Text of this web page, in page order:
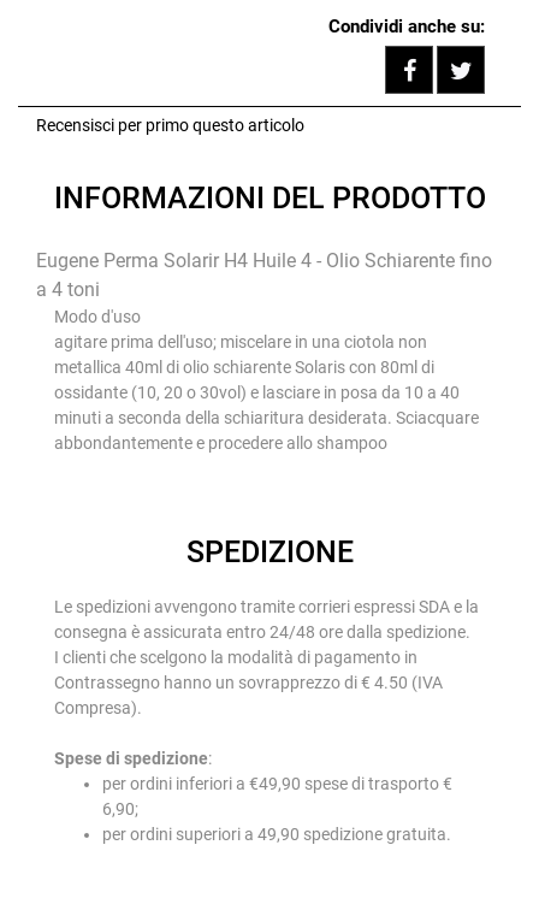
Condividi anche su:
Recensisci per primo questo articolo
INFORMAZIONI DEL PRODOTTO
Eugene Perma Solarir H4 Huile 4 - Olio Schiarente fino
a 4 toni
Modo d'uso
agitare prima dell'uso; miscelare in una ciotola non
metallica 40ml di olio schiarente Solaris con 80ml di
ossidante (10, 20 o 30vol) e lasciare in posa da 10 a 40
minuti a seconda della schiaritura desiderata. Sciacquare
abbondantemente e procedere allo shampoo
SPEDIZIONE
Le spedizioni avvengono tramite corrieri espressi SDA e la
consegna è assicurata entro 24/48 ore dalla spedizione.
I clienti che scelgono la modalità di pagamento in
Contrassegno hanno un sovrapprezzo di € 4.50 (IVA
Compresa).
Spese di spedizione:
per ordini inferiori a €49,90 spese di trasporto €
6,90;
per ordini superiori a 49,90 spedizione gratuita.